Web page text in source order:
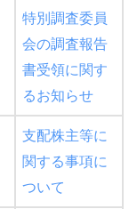
特別調査委員
会の調査報告
書受領に関す
るお知らせ
支配株主等に
関する事項に
ついて